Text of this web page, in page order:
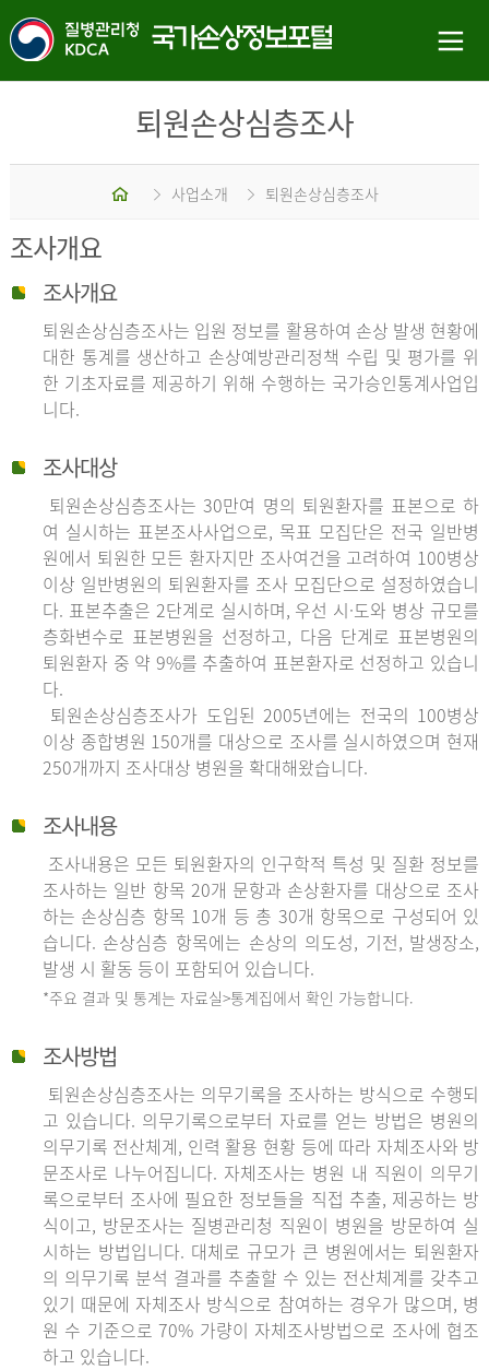
퇴원손상심층조사
홈 사업소개 퇴원손상심층조사
조사개요
조사개요
퇴원손상심층조사는 입원 정보를 활용하여 손상 발생 현황에
대한 통계를 생산하고 손상예방관리정책 수립 및 평가를 위
한 기초자료를 제공하기 위해 수행하는 국가승인통계사업입
니다.
조사대상
퇴원손상심층조사는 30만여 명의 퇴원환자를 표본으로 하
여 실시하는 표본조사사업으로, 목표 모집단은 전국 일반병
원에서 퇴원한 모든 환자지만 조사여건을 고려하여 100병상
이상 일반병원의 퇴원환자를 조사 모집단으로 설정하였습니
다. 표본추출은 2단계로 실시하며, 우선 시·도와 병상 규모를
층화변수로 표본병원을 선정하고, 다음 단계로 표본병원의
퇴원환자 중 약 9%를 추출하여 표본환자로 선정하고 있습니
다.
퇴원손상심층조사가 도입된 2005년에는 전국의 100병상
이상 종합병원 150개를 대상으로 조사를 실시하였으며 현재
250개까지 조사대상 병원을 확대해왔습니다.
조사내용
조사내용은 모든 퇴원환자의 인구학적 특성 및 질환 정보를
조사하는 일반 항목 20개 문항과 손상환자를 대상으로 조사
하는 손상심층 항목 10개 등 총 30개 항목으로 구성되어 있
습니다. 손상심층 항목에는 손상의 의도성, 기전, 발생장소,
발생 시 활동 등이 포함되어 있습니다.
*주요 결과 및 통계는 자료실>통계집에서 확인 가능합니다.
조사방법
퇴원손상심층조사는 의무기록을 조사하는 방식으로 수행되
고 있습니다. 의무기록으로부터 자료를 얻는 방법은 병원의
의무기록 전산체계, 인력 활용 현황 등에 따라 자체조사와 방
문조사로 나누어집니다. 자체조사는 병원 내 직원이 의무기
록으로부터 조사에 필요한 정보들을 직접 추출, 제공하는 방
식이고, 방문조사는 질병관리청 직원이 병원을 방문하여 실
시하는 방법입니다. 대체로 규모가 큰 병원에서는 퇴원환자
의 의무기록 분석 결과를 추출할 수 있는 전산체계를 갖추고
있기 때문에 자체조사 방식으로 참여하는 경우가 많으며, 병
원 수 기준으로 70% 가량이 자체조사방법으로 조사에 협조
하고 있습니다.